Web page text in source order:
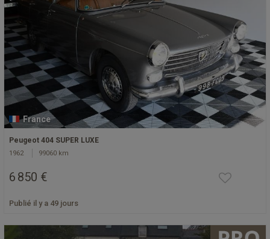
France
Peugeot 404 SUPER LUXE
1962 99060 km
6 850 €
Publié il y a 49 jours